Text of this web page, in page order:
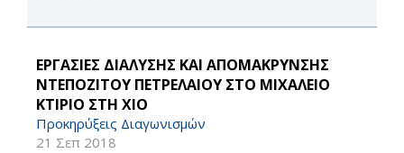
ΕΡΓΑΣΙΕΣ ΔΙΑΛΥΣΗΣ ΚΑΙ ΑΠΟΜΑΚΡΥΝΣΗΣ
ΝΤΕΠΟΖΙΤΟΥ ΠΕΤΡΕΛΑΙΟΥ ΣΤΟ ΜΙΧΑΛΕΙΟ
ΚΤΙΡΙΟ ΣΤΗ ΧΙΟ
Προκηρύξεις Διαγωνισμών
21 Σεπ 2018